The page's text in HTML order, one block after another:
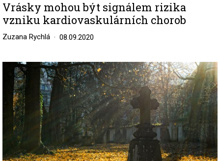
Vrásky mohou být signálem rizika
vzniku kardiovaskulárních chorob
Zuzana Rychlá 08.09.2020
Image